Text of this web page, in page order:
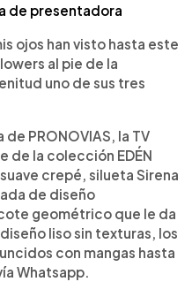
de presentadora
ojos han visto hasta este
al pie de la
uno de sus tres
PRONOVIAS, la TV
de la colección EDÉN
crepé, silueta Sirena
de diseño
geométrico que le da
liso sin texturas, los
con mangas hasta
Whatsapp.